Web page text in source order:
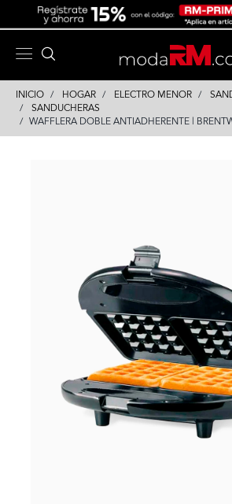
INICIO HOGAR ELECTRO MENOR
SANDUCHERAS
WAFFLERA DOBLE ANTIADHERENTE |